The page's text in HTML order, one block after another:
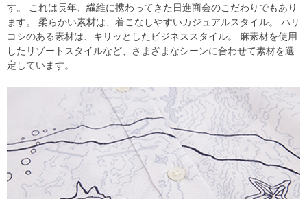
す。 これは長年、繊維に携わってきた日進商会のこだわりでもあり
ます。 柔らかい素材は、着こなしやすいカジュアルスタイル。 ハリ
コシのある素材は、キリッとしたビジネススタイル。 麻素材を使用
したリゾートスタイルなど、さまざまなシーンに合わせて素材を選
定しています。